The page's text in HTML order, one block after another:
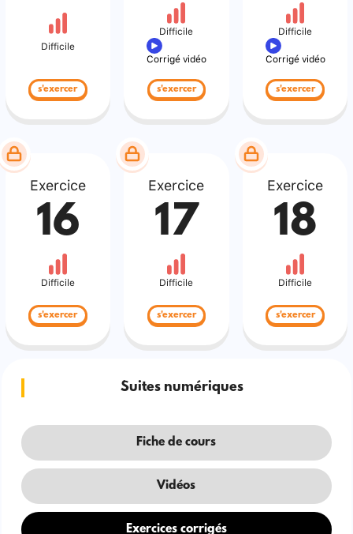
Difficile
s'exercer
Difficile
Corrigé vidéo
s'exercer
Difficile
Corrigé vidéo
s'exercer
Exercice
16
Difficile
s'exercer
Exercice
17
Difficile
s'exercer
Exercice
18
Difficile
s'exercer
Suites numériques
Fiche de cours
Vidéos
Exercices corrigés